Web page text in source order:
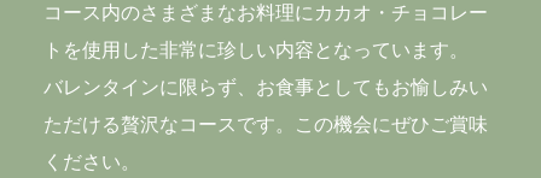
コース内のさまざまなお料理にカカオ・チョコレー
トを使用した非常に珍しい内容となっています。
バレンタインに限らず、お食事としてもお愉しみい
ただける贅沢なコースです。この機会にぜひご賞味
ください。